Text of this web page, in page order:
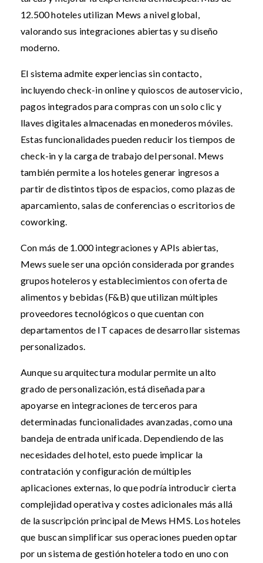
12.500 hoteles utilizan Mews a nivel global,
valorando sus integraciones abiertas y su diseño
moderno.
El sistema admite experiencias sin contacto,
incluyendo check-in online y quioscos de autoservicio,
pagos integrados para compras con un solo clic y
llaves digitales almacenadas en monederos móviles.
Estas funcionalidades pueden reducir los tiempos de
check-in y la carga de trabajo del personal. Mews
también permite a los hoteles generar ingresos a
partir de distintos tipos de espacios, como plazas de
aparcamiento, salas de conferencias o escritorios de
coworking.
Con más de 1.000 integraciones y APIs abiertas,
Mews suele ser una opción considerada por grandes
grupos hoteleros y establecimientos con oferta de
alimentos y bebidas (F&B) que utilizan múltiples
proveedores tecnológicos o que cuentan con
departamentos de IT capaces de desarrollar sistemas
personalizados.
Aunque su arquitectura modular permite un alto
grado de personalización, está diseñada para
apoyarse en integraciones de terceros para
determinadas funcionalidades avanzadas, como una
bandeja de entrada unificada. Dependiendo de las
necesidades del hotel, esto puede implicar la
contratación y configuración de múltiples
aplicaciones externas, lo que podría introducir cierta
complejidad operativa y costes adicionales más allá
de la suscripción principal de Mews HMS. Los hoteles
que buscan simplificar sus operaciones pueden optar
por un sistema de gestión hotelera todo en uno con